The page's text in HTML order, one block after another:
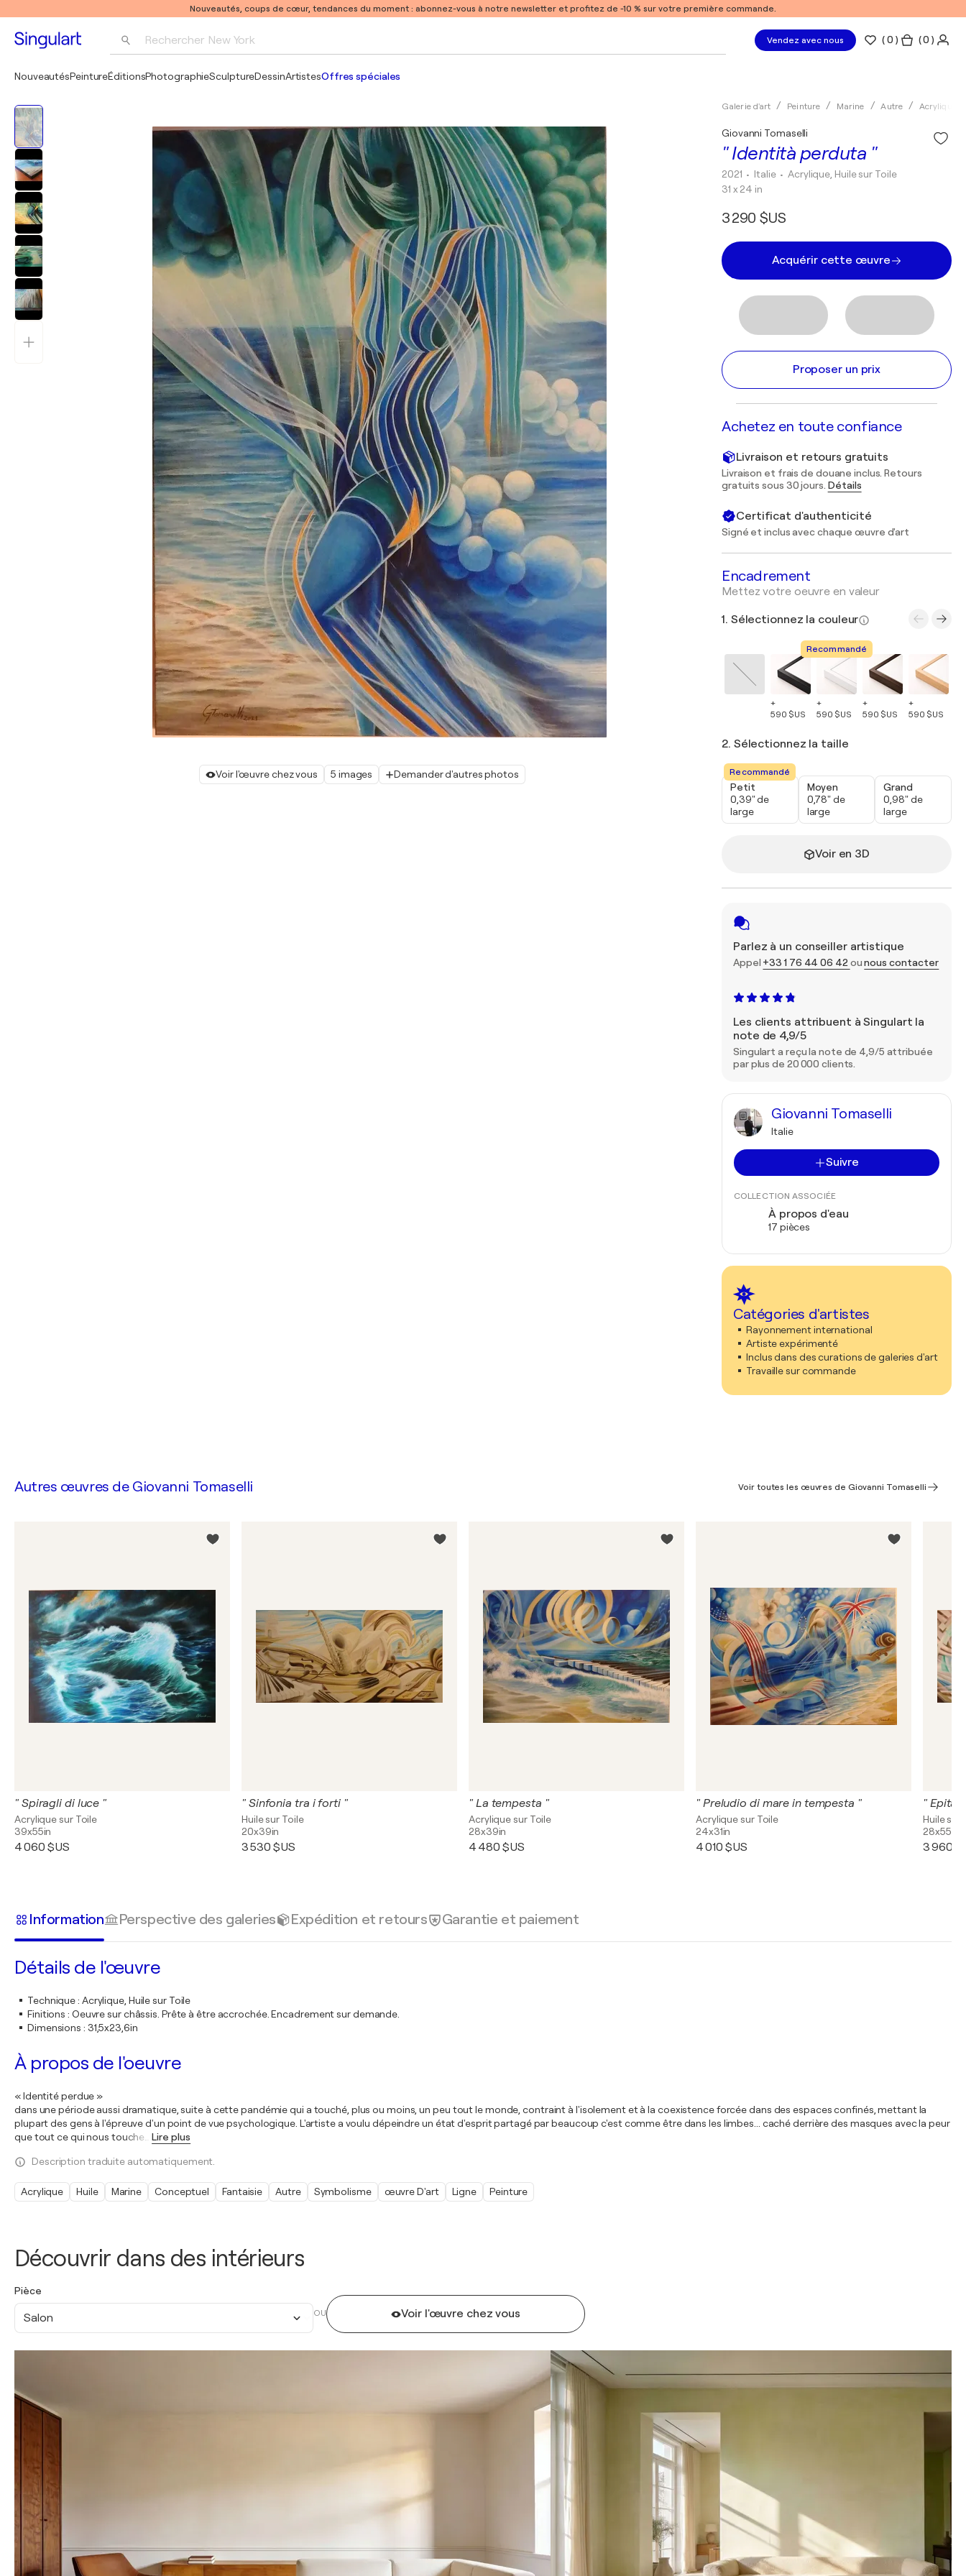
Nouveautés, coups de cœur, tendances du moment : abonnez-vous à notre newsletter et profitez de -10 % sur votre première commande.
Rechercher New York
Pablo Picasso
Vendez avec nous (0 ) ( 0 )
NouveautésPeintureÉditionsPhotographieSculptureDessinArtistesOffres spéciales
Voir l'œuvre chez vous 5 images Demander d'autres photos
Galerie d'art Peinture Marine Autre Acrylique
" Identità perduta "
Giovanni Tomaselli
2021 • Italie •Acrylique, Huile sur Toile
31 x 24 in
3 290 $US
Acquérir cette œuvre
Proposer un prix
Achetez en toute confiance
Livraison et retours gratuits
Livraison et frais de douane inclus. Retours
gratuits sous 30 jours. Détails
Certificat d'authenticité
Signé et inclus avec chaque œuvre d'art
Encadrement
Mettez votre oeuvre en valeur
1. Sélectionnez la couleur
+
590 $US
Recommandé
+
590 $US
+
590 $US
+
590 $US
2. Sélectionnez la taille
Recommandé
Petit
0,39" de
large
Moyen
0,78" de
large
Grand
0,98" de
large
Voir en 3D
Parlez à un conseiller artistique
Appel +33 1 76 44 06 42 ounous contacter
Les clients attribuent à Singulart la
note de 4,9/5
Singulart a reçu la note de 4,9/5 attribuée
par plus de 20 000 clients.
Giovanni Tomaselli
Italie
Suivre
COLLECTION ASSOCIÉE
À propos d'eau
17 pièces
Catégories d'artistes
Rayonnement international
Artiste expérimenté
Inclus dans des curations de galeries d'art
Travaille sur commande
Découvrir dans des intérieurs
Pièce
Salon OU Voir l'œuvre chez vous
Autres œuvres de Giovanni Tomaselli Voir toutes les œuvres de Giovanni Tomaselli
" Spiragli di luce "
Acrylique sur Toile
39x55in
4 060 $US
" Sinfonia tra i forti "
Huile sur Toile
20x39in
3 530 $US
" La tempesta "
Acrylique sur Toile
28x39in
4 480 $US
" Preludio di mare in tempesta "
Acrylique sur Toile
24x31in
4 010 $US
Huile sur
28x55in
3 960
Information Perspective des galeries Expédition et retours Garantie et paiement
Détails de l'œuvre
Technique: Acrylique, Huile sur Toile
Finitions : Oeuvre sur châssis. Prête à être accrochée. Encadrement sur demande.
Dimensions : 31,5x23,6in
À propos de l'oeuvre
« Identité perdue »
dans une période aussi dramatique, suite à cette pandémie qui a touché, plus ou moins, un peu tout le monde, contraint à l'isolement et à la coexistence forcée dans des espaces confinés, mettant la
plupart des gens à l'épreuve d'un point de vue psychologique. L'artiste a voulu dépeindre un état d'esprit partagé par beaucoup c'est comme être dans les limbes... caché derrière des masques avec la peur
que tout ce qui nous touche
Lire plus
Description traduite automatiquement.
Acrylique Huile Marine Conceptuel Fantaisie Autre Symbolisme œuvre D'art Ligne Peinture